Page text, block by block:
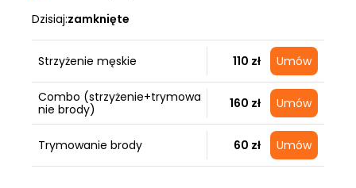
Dzisiaj:zamknięte
Strzyżenie męskie 110 zł Umów
Combo (strzyżenie+trymowa
nie brody)
160 zł Umów
Trymowanie brody 60 zł Umów